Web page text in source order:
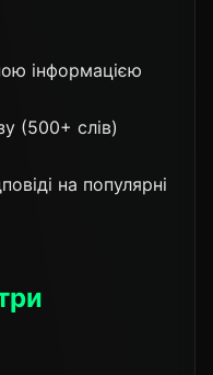
інформацією
(500+ слів)
на популярні